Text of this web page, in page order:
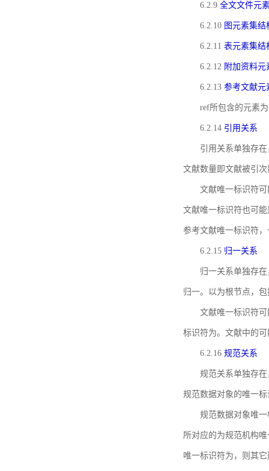
6.2.9 全文文件元
6.2.10 图元素集结
6.2.11 表元素集结
6.2.12 附加资料元
6.2.13 参考文献元
ref所包含的元素
6.2.14 引用关系
引用关系单独存
文献数量即文献被引
文献唯一标识符
文献唯一标识符也可
参考文献唯一标识符
6.2.15 归一关系
归一关系单独存
归一。以为根节点，
文献唯一标识符
标识符为。文献中的
6.2.16 规范关系
规范关系单独存
规范数据对象的唯一
规范数据对象唯一
所对应的为规范机构
唯一标识符为，则其